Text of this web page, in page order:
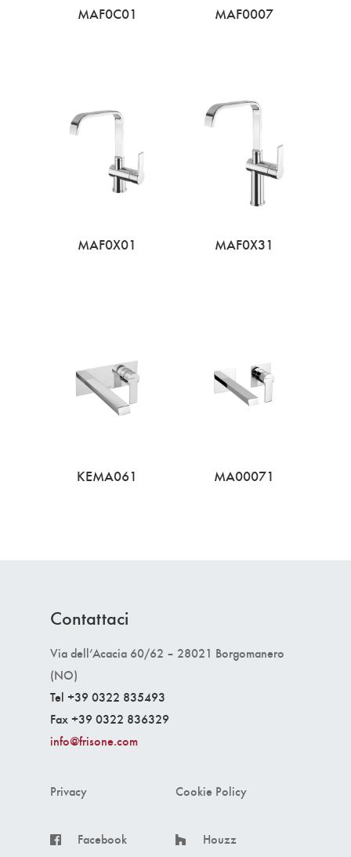
MAF0C01 MAF0007
MAF0X01 MAF0X31
KEMA061 MA00071
Contattaci
Via dell’Acacia 60/62 – 28021 Borgomanero
(NO)
Tel +39 0322 835493
Fax +39 0322 836329
info@frisone.com
Privacy Cookie Policy
Facebook Houzz